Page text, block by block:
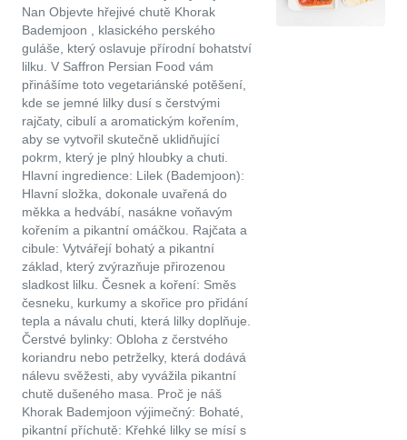
Nan Objevte hřejivé chutě Khorak
Bademjoon , klasického perského
guláše, který oslavuje přírodní bohatství
lilku. V Saffron Persian Food vám
přinášíme toto vegetariánské potěšení,
kde se jemné lilky dusí s čerstvými
rajčaty, cibulí a aromatickým kořením,
aby se vytvořil skutečně uklidňující
pokrm, který je plný hloubky a chuti.
Hlavní ingredience: Lilek (Bademjoon):
Hlavní složka, dokonale uvařená do
měkka a hedvábí, nasákne voňavým
kořením a pikantní omáčkou. Rajčata a
cibule: Vytvářejí bohatý a pikantní
základ, který zvýrazňuje přirozenou
sladkost lilku. Česnek a koření: Směs
česneku, kurkumy a skořice pro přidání
tepla a návalu chuti, která lilky doplňuje.
Čerstvé bylinky: Obloha z čerstvého
koriandru nebo petrželky, která dodává
nálevu svěžesti, aby vyvážila pikantní
chutě dušeného masa. Proč je náš
Khorak Bademjoon výjimečný: Bohaté,
pikantní příchutě: Křehké lilky se mísí s